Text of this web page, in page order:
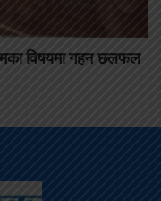
विषयमा गहन छलफल